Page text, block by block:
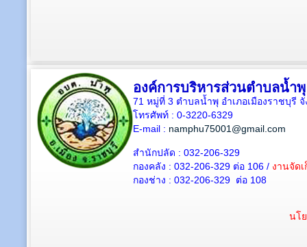
องค์การบริหารส่วนตำบลน้ำพุ
71 หมู่ที่ 3 ตำบลน้ำพุ อำเภอเมืองราชบุรี
โทรศัพท์ : 0-3220-6329
E-mail : namphu75001@gmail.com
สำนักปลัด : 032-206-329
กองคลัง : 032-206-329 ต่อ 106 / งานจัด
กองช่าง : 032-206-329 ต่อ 108
นโ